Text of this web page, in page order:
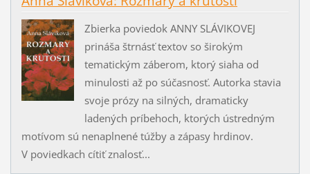
Zbierka poviedok ANNY SLÁVIKOVEJ
prináša štrnásť textov so širokým
tematickým záberom, ktorý siaha od
minulosti až po súčasnosť. Autorka stavia
svoje prózy na silných, dramaticky
ladených príbehoch, ktorých ústredným
motívom sú nenaplnené túžby a zápasy hrdinov.
V poviedkach cítiť znalosť...